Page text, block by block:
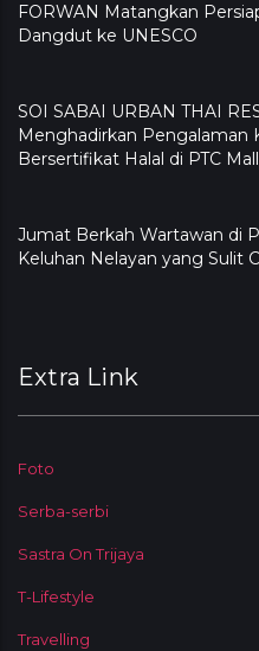
FORWAN Matangkan
Dangdut ke UNESCO
SOI SABAI URBAN THAI
Menghadirkan Pengalaman
Bersertifikat Halal di PTC Mall
Jumat Berkah Wartawan di
Keluhan Nelayan yang Sulit
Extra Link
Foto
Serba-serbi
Sastra On Trijaya
T-Lifestyle
Travelling